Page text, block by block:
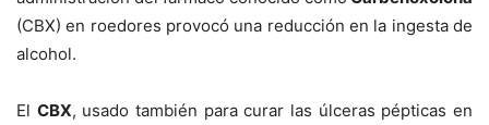
(CBX) en roedores provocó una reducción en la ingesta de
alcohol.
El CBX, usado también para curar las úlceras pépticas en